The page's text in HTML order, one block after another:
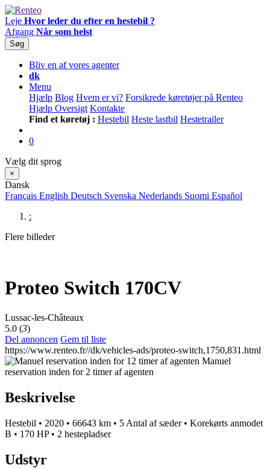
Leje Hvor leder du efter en hestebil ?
Afgang Når som helst
Søg
Bliv en af vores agenter
dk
Menu
Hjælp Blog Hvem er vi? Forsikrede køretøjer på Renteo
Hjælp Oversigt Kontakte
Find et køretøj : Hestebil Heste lastbil Hestetrailer
0
Vælg dit sprog
×
Dansk
Français English Deutsch Svenska Nederlands Suomi Español
:
Flere billeder
Proteo Switch 170CV
Lussac-les-Châteaux
5.0 (3)
Del annoncen Gem til liste
https://www.renteo.fr//dk/vehicles-ads/proteo-switch,1750,831.html
Manuel
reservation inden for 2 timer af agenten
Beskrivelse
Hestebil • 2020 • 66643 km • 5 Antal af sæder • Korekørts anmodet
B • 170 HP • 2 hestepladser
Udstyr